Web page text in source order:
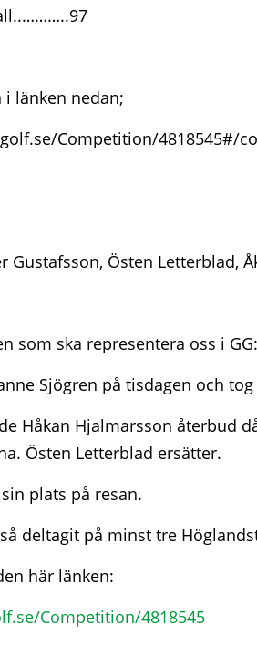
länken nedan;
Competition/4818545#/
Gustafsson, Östen Letterblad,
som ska representera oss i
Sjögren på tisdagen och
Håkan Hjalmarsson återbud
Östen Letterblad ersätter.
plats på resan.
deltagit på minst tre
här länken:
Competition/4818545